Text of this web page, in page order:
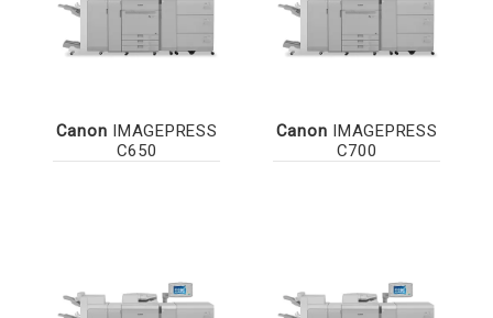
Canon IMAGEPRESS
C650
Canon IMAGEPRESS
C700